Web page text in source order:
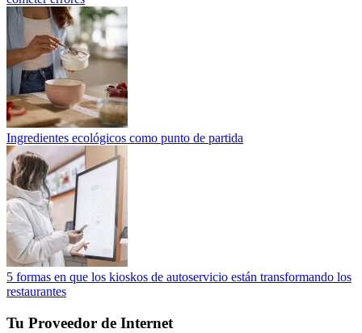
Ingredientes ecológicos como punto de partida
5 formas en que los kioskos de autoservicio están transformando los
restaurantes
Tu Proveedor de Internet